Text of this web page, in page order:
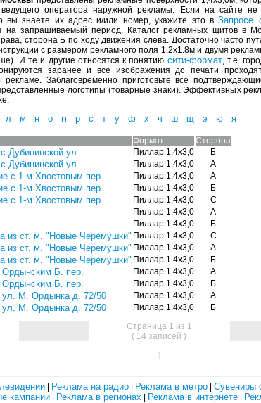
оператора наружной рекламы. Если на сайте
вы знаете их адрес и/или номер, укажите это вЗапросе
на запрашиваемый период. Каталог рекламных щитов в
сторона Б по ходу движения слева. Достаточно часто
с размером рекламного поля 1.2х1.8м и двумя
И те и другие относятся к понятию сити-формат, т.е.
заранее и все изображения до печати
рекламе. Заблаговременно приготовьте все
логотипы (товарные знаки). Эффективных
л м н о п р с т у ф х ч ш щ э ю
я
Формат Сторона
Дубининской ул. Пиллар 1.4х3,0 Б
Дубининской ул. Пиллар 1.4х3,0 А
с 1-м Хвостовым пер. Пиллар 1.4х3,0 А
с 1-м Хвостовым пер. Пиллар 1.4х3,0 Б
с 1-м Хвостовым пер. Пиллар 1.4х3,0 С
Пиллар 1.4х3,0 А
Пиллар 1.4х3,0 Б
из ст. м. "Новые Черемушки" Пиллар 1.4х3,0 С
из ст. м. "Новые Черемушки" Пиллар 1.4х3,0 А
из ст. м. "Новые Черемушки" Пиллар 1.4х3,0 Б
Ордынским Б. пер. Пиллар 1.4х3,0 А
Ордынским Б. пер. Пиллар 1.4х3,0 Б
ул. М. Ордынка д. 72/50 Пиллар 1.4х3,0 А
ул. М. Ордынка д. 72/50 Пиллар 1.4х3,0
Б
Страница 1 из 1
( 14 записей )
1
Реклама на радио Реклама в метро Сувениры
кампании Реклама в регионах Реклама в интернете